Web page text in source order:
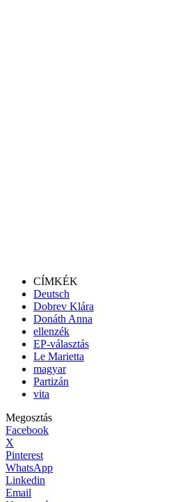
CÍMKÉK
Deutsch
Dobrev Klára
Donáth Anna
ellenzék
EP-választás
Le Marietta
magyar
Partizán
vita
Megosztás
Facebook
X
Pinterest
WhatsApp
Linkedin
Email